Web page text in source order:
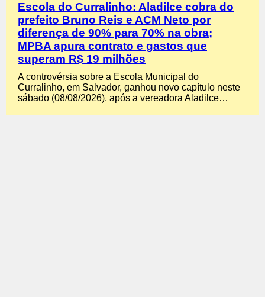
Escola do Curralinho: Aladilce cobra do
prefeito Bruno Reis e ACM Neto por
diferença de 90% para 70% na obra;
MPBA apura contrato e gastos que
superam R$ 19 milhões
A controvérsia sobre a Escola Municipal do
Curralinho, em Salvador, ganhou novo capítulo neste
sábado (08/08/2026), após a vereadora Aladilce…